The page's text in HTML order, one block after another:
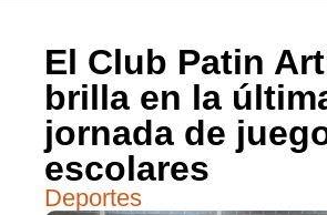
El Club Patin
brilla en la
jornada de
escolares
Deportes